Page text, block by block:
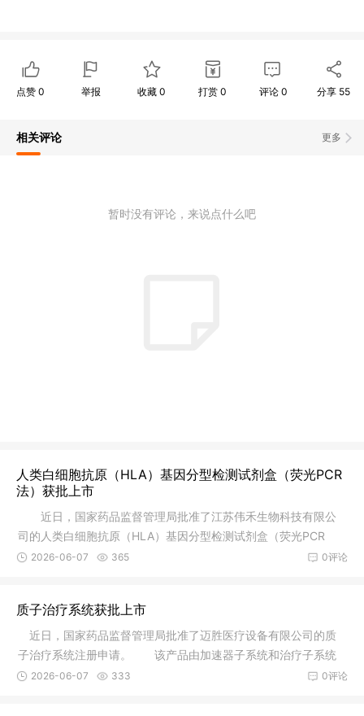
点赞 0 举报 收藏0 打赏 0 评论 0 分享 55
更多
相关评论
暂时没有评论，来说点什么吧
人类白细胞抗原（HLA）基因分型检测试剂盒（荧光PCR
法）获批上市
近日，国家药品监督管理局批准了江苏伟禾生物科技有限公
司的人类白细胞抗原（HLA）基因分型检测试剂盒（荧光PCR
法）注册申请
0评论
2026-06-07 365
质子治疗系统获批上市
近日，国家药品监督管理局批准了迈胜医疗设备有限公司的质
子治疗系统注册申请。 该产品由加速器子系统和治疗子系统
组成，其
0评论
2026-06-07 333